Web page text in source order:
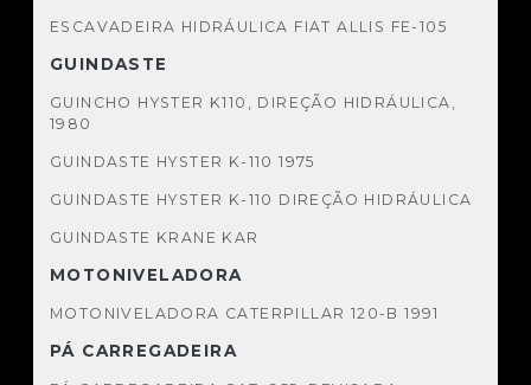
ESCAVADEIRA HIDRÁULICA FIAT ALLIS FE-105
GUINDASTE
GUINCHO HYSTER K110, DIREÇÃO HIDRÁULICA,
1980
GUINDASTE HYSTER K-110 1975
GUINDASTE HYSTER K-110 DIREÇÃO HIDRÁULICA
GUINDASTE KRANE KAR
MOTONIVELADORA
MOTONIVELADORA CATERPILLAR 120-B 1991
PÁ CARREGADEIRA